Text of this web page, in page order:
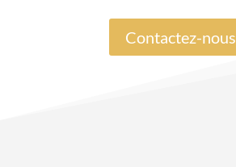
Contactez-nous